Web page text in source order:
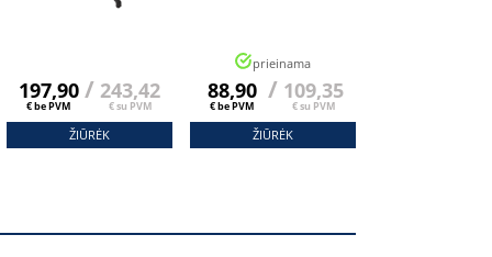
197,90
€ be PVM
/ 243,42
€ su PVM
ŽIŪRĖK
prieinama
88,90
€ be PVM
/ 109,35
€ su PVM
ŽIŪRĖK